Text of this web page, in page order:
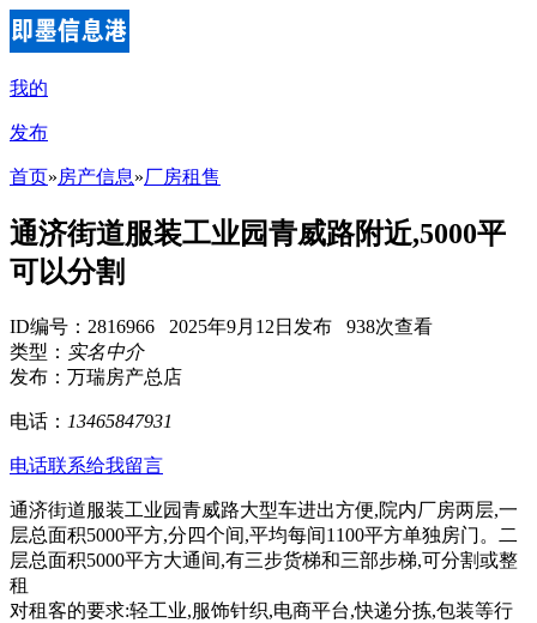
我的
发布
首页»房产信息»厂房租售
通济街道服装工业园青威路附近,5000平
可以分割
ID编号：2816966 2025年9月12日发布 938次查看
类型： 实名中介
发布：万瑞房产总店
电话： 13465847931
电话联系给我留言
通济街道服装工业园青威路大型车进出方便,院内厂房两层,一
层总面积5000平方,分四个间,平均每间1100平方单独房门。二
层总面积5000平方大通间,有三步货梯和三部步梯,可分割或整
租
对租客的要求:轻工业,服饰针织,电商平台,快递分拣,包装等行